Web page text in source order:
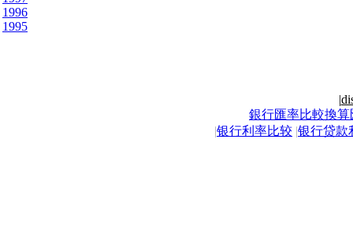
1996
1995
|
銀行匯率比較換算
|银行利率比较 |银行贷款